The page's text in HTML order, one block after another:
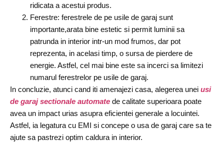
ridicata a acestui produs.
Ferestre: ferestrele de pe usile de garaj sunt
importante,arata bine estetic si permit luminii sa
patrunda in interior intr-un mod frumos, dar pot
reprezenta, in acelasi timp, o sursa de pierdere de
energie. Astfel, cel mai bine este sa incerci sa limitezi
numarul ferestrelor pe usile de garaj.
In concluzie, atunci cand iti amenajezi casa, alegerea unei usi
de garaj sectionale automate de calitate superioara poate
avea un impact urias asupra eficientei generale a locuintei.
Astfel, ia legatura cu EMI si concepe o usa de garaj care sa te
ajute sa pastrezi optim caldura in interior.